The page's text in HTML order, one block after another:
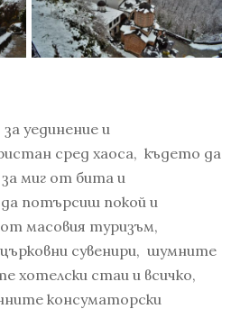
уединение и
сред хаоса, където да
миг от бита и
потърсиш покой и
масовия туризъм,
сувенири, шумните
хотелски стаи и всичко,
консуматорски